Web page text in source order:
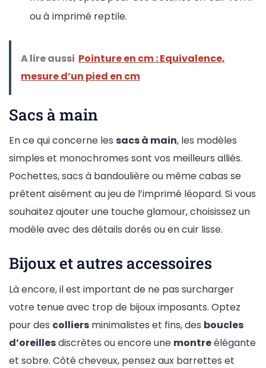
ou à imprimé reptile.
A lire aussi Pointure en cm : Equivalence,
mesure d’un pied en cm
Sacs à main
En ce qui concerne les sacs à main, les modèles
simples et monochromes sont vos meilleurs alliés.
Pochettes, sacs à bandoulière ou même cabas se
prêtent aisément au jeu de l’imprimé léopard. Si vous
souhaitez ajouter une touche glamour, choisissez un
modèle avec des détails dorés ou en cuir lisse.
Bijoux et autres accessoires
Là encore, il est important de ne pas surcharger
votre tenue avec trop de bijoux imposants. Optez
pour des colliers minimalistes et fins, des boucles
d’oreillesdiscrètes ou encore une montreélégante
et sobre. Côté cheveux, pensez aux barrettes et